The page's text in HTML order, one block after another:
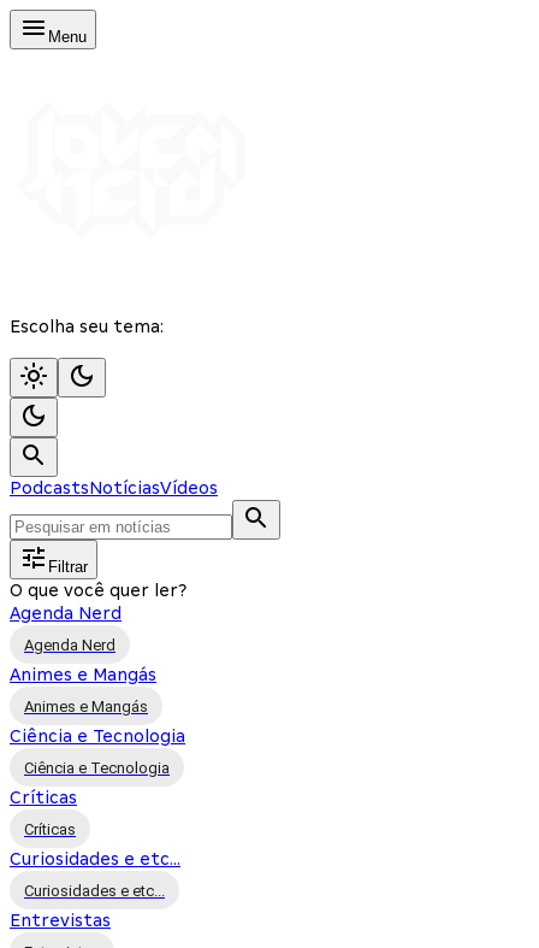
Menu
Escolha seu tema:
PodcastsNotíciasVídeos
Filtrar
O que você quer ler?
Agenda Nerd
Agenda Nerd
Animes e Mangás
Animes e Mangás
Ciência e Tecnologia
Ciência e Tecnologia
Críticas
Críticas
Curiosidades e etc...
Curiosidades e etc...
Entrevistas